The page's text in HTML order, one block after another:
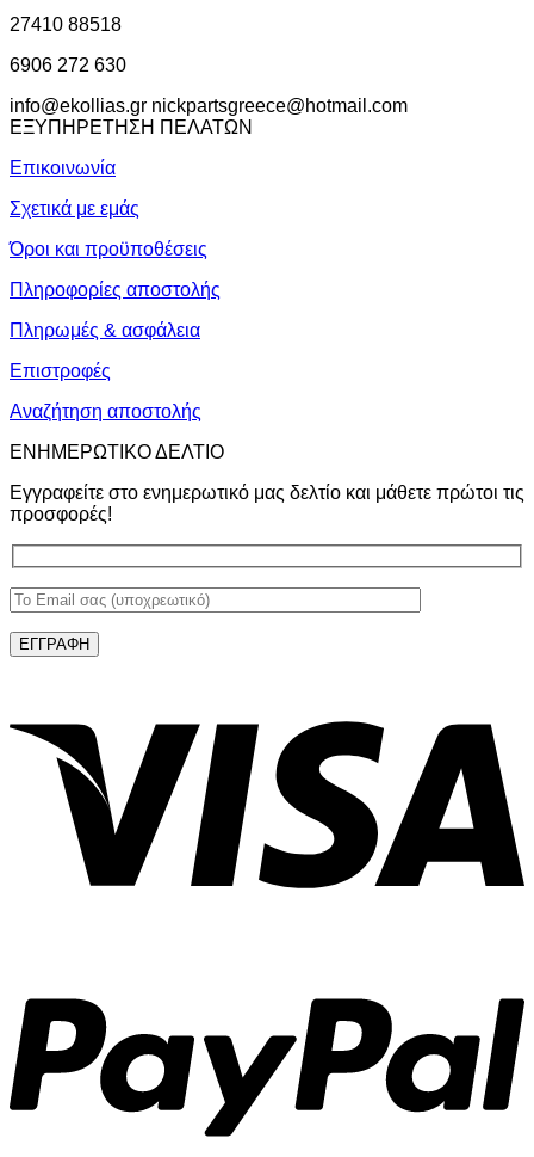
27410 88518
6906 272 630
info@ekollias.gr nickpartsgreece@hotmail.com
ΕΞΥΠΗΡΕΤΗΣΗ ΠΕΛΑΤΩΝ
Επικοινωνία
Σχετικά με εμάς
Όροι και προϋποθέσεις
Πληροφορίες αποστολής
Πληρωμές & ασφάλεια
Επιστροφές
Αναζήτηση αποστολής
ΕΝΗΜΕΡΩΤΙΚΟ ΔΕΛΤΙΟ
Εγγραφείτε στο ενημερωτικό μας δελτίο και μάθετε πρώτοι τις
προσφορές!